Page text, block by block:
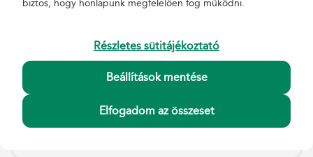
Az Önerő Bónusz akció igénybevétele érinti a
Kamatbónuszt?
Módosítható a szerződés futamideje a
szerződés megkötése után?
biztos, hogy honlapunk megfelelően fog működni.
Részletes sütitájékoztató
Beállítások mentése
Elfogadom az összeset